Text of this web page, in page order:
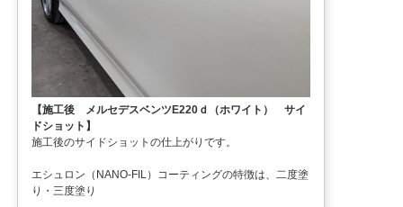
【施工後 メルセデスベンツE220ｄ（ホワイト） サイ
ドショット】
施工後のサイドショットの仕上がりです。
エシュロン（NANO-FIL）コーティングの特徴は、二度塗
り・三度塗り